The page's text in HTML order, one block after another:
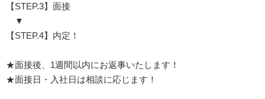
【STEP.3】面接
▼
【STEP.4】内定！
★面接後、1週間以内にお返事いたします！
★面接日・入社日は相談に応じます！